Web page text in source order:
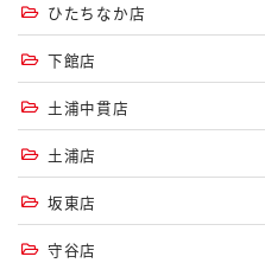
ひたちなか店
下館店
土浦中貫店
土浦店
坂東店
守谷店